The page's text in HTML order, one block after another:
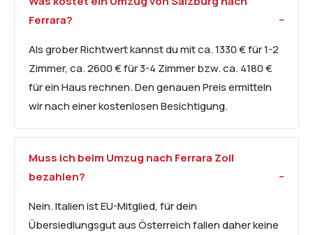
Ferrara?
Als grober Richtwert kannst du mit ca. 1330 € für 1-2
Zimmer, ca. 2600 € für 3-4 Zimmer bzw. ca. 4180 €
für ein Haus rechnen. Den genauen Preis ermitteln
wir nach einer kostenlosen Besichtigung.
Muss ich beim Umzug nach Ferrara Zoll
bezahlen?
Nein. Italien ist EU-Mitglied, für dein
Übersiedlungsgut aus Österreich fallen daher keine